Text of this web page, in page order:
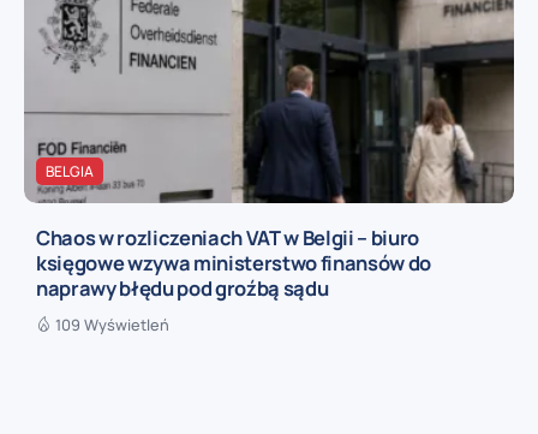
BELGIA
Chaos w rozliczeniach VAT w Belgii – biuro
księgowe wzywa ministerstwo finansów do
naprawy błędu pod groźbą sądu
109 Wyświetleń